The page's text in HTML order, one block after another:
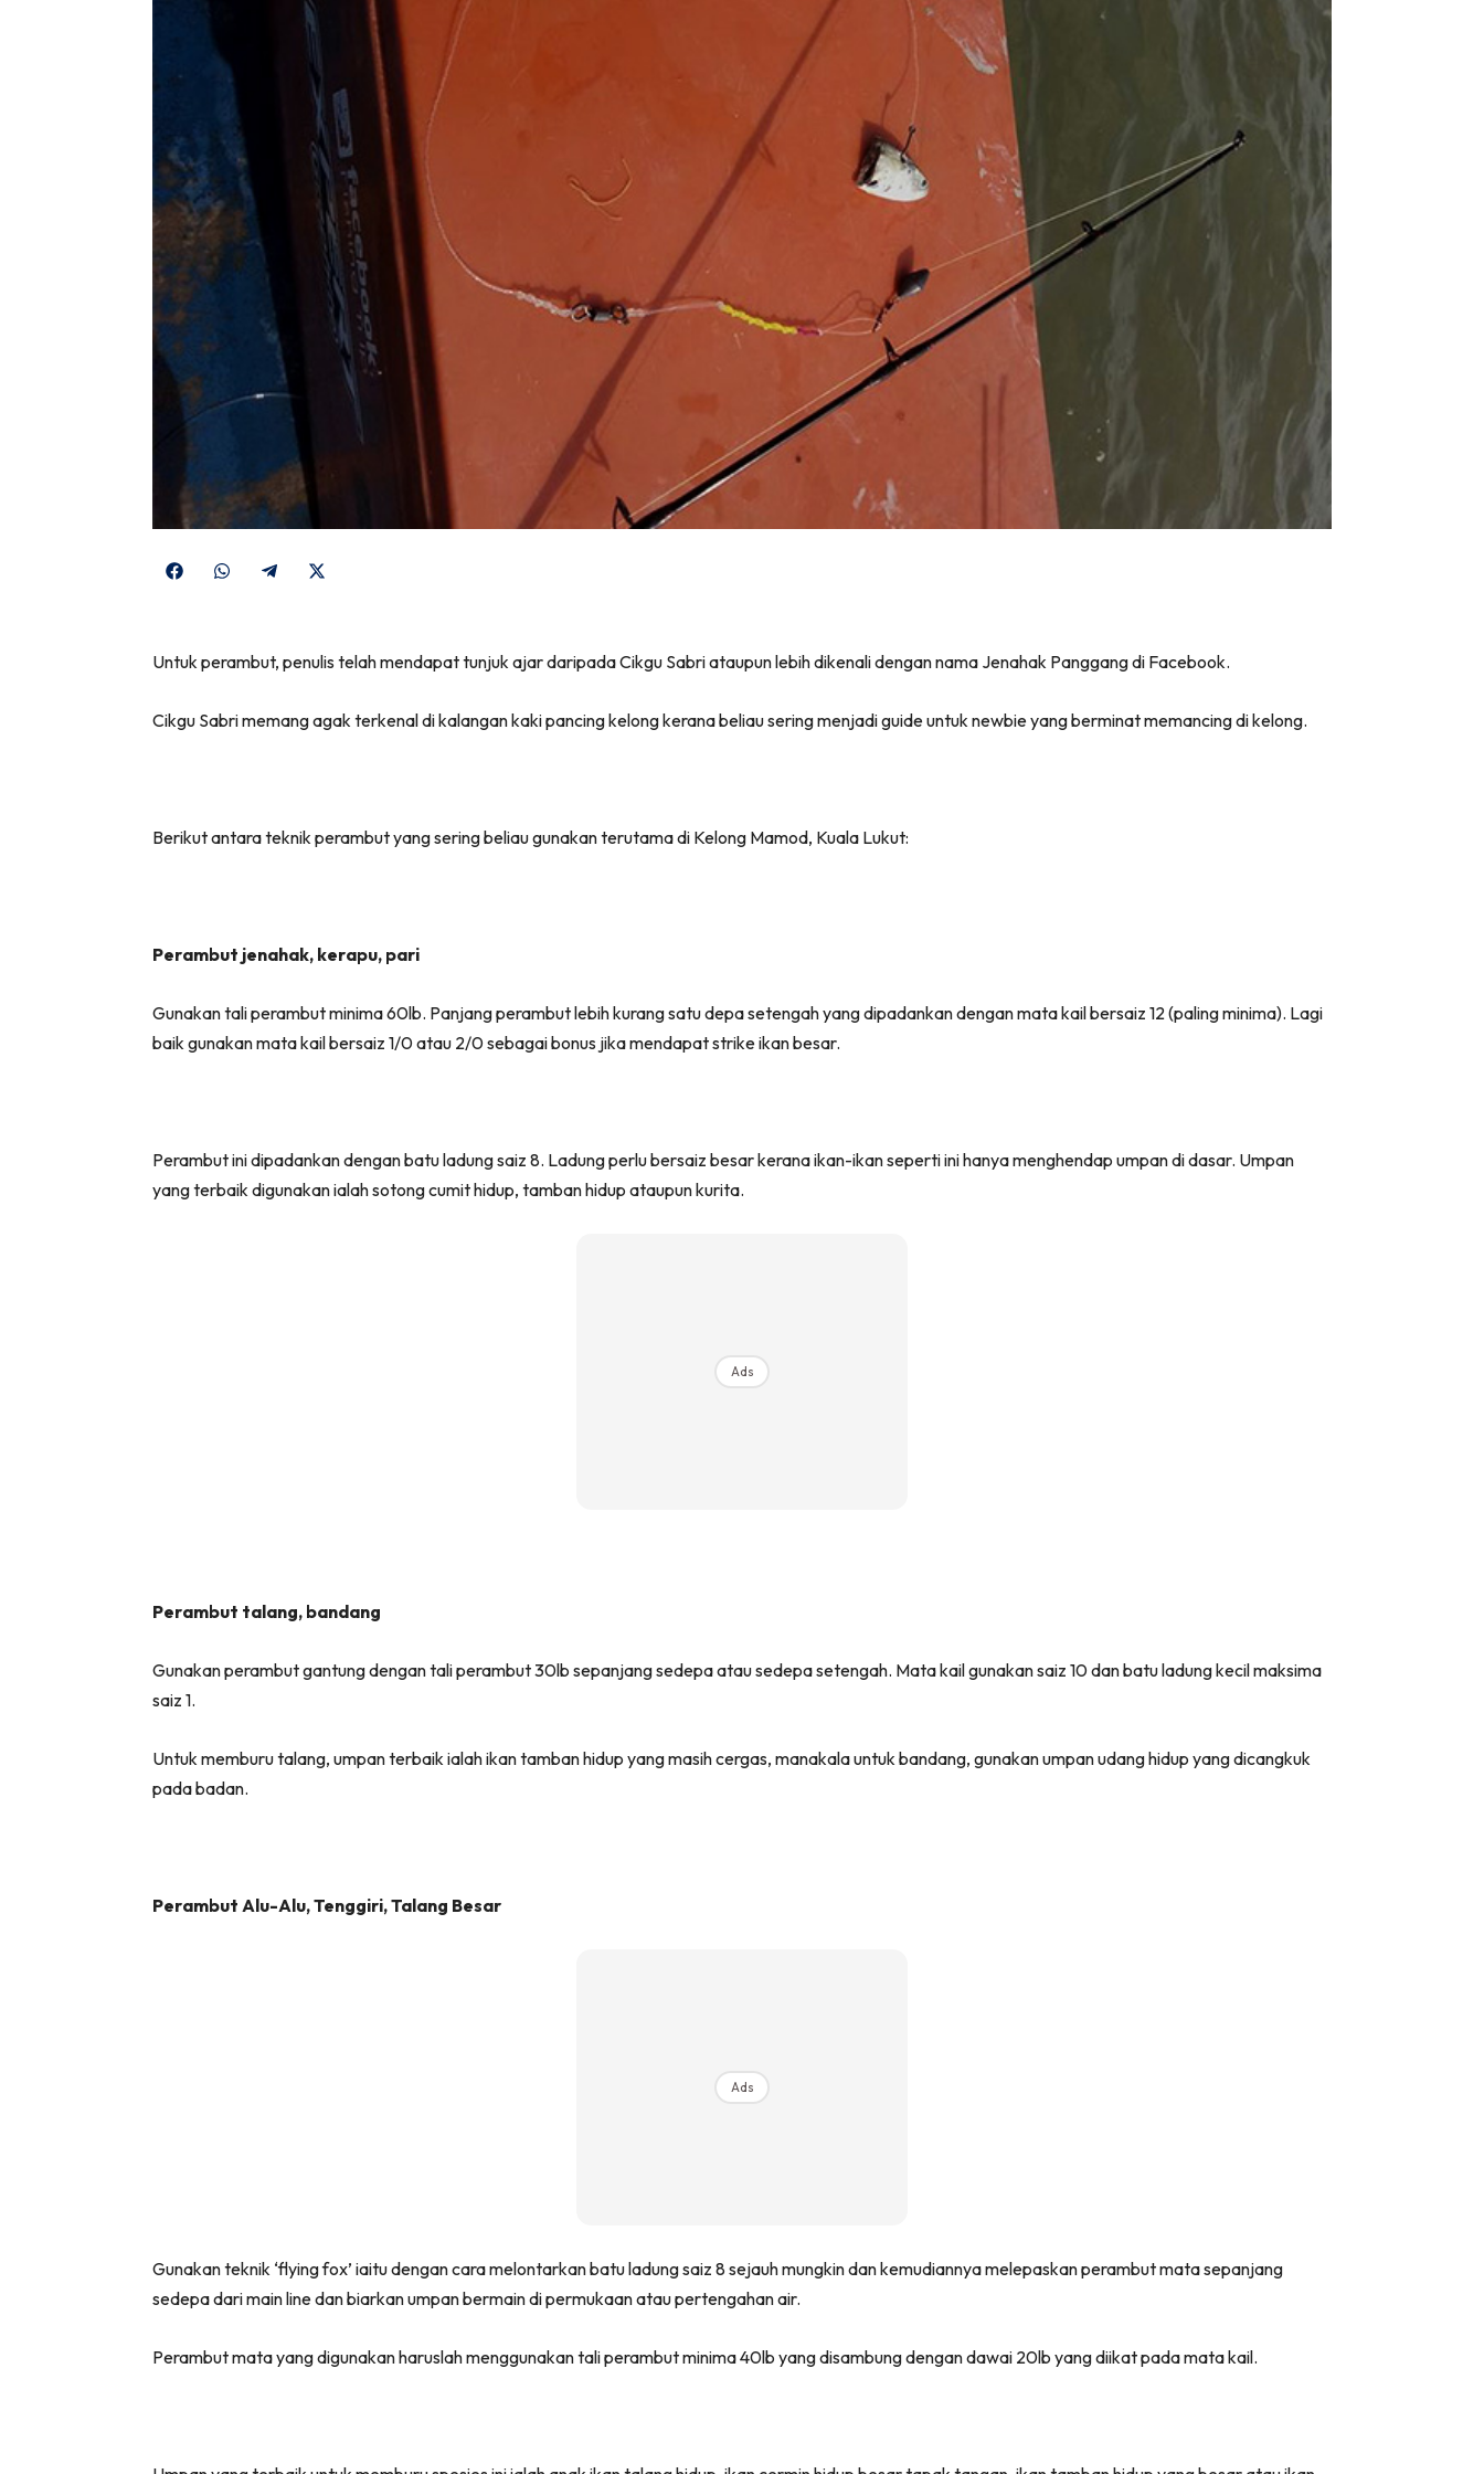
Share
Share
Share
(Twitter)
Untuk perambut, penulis telah mendapat tunjuk ajar daripada Cikgu Sabri ataupun lebih dikenali dengan nama Jenahak Panggang di Facebook.
Cikgu Sabri memang agak terkenal di kalangan kaki pancing kelong kerana beliau sering menjadi guide untuk newbie yang berminat memancing di kelong.
Berikut antara teknik perambut yang sering beliau gunakan terutama di Kelong Mamod, Kuala Lukut:
Perambut jenahak, kerapu, pari
Gunakan tali perambut minima 60lb. Panjang perambut lebih kurang satu depa setengah yang dipadankan dengan mata kail bersaiz 12 (paling minima). Lagi
baik gunakan mata kail bersaiz 1/0 atau 2/0 sebagai bonus jika mendapat strike ikan besar.
Perambut ini dipadankan dengan batu ladung saiz 8. Ladung perlu bersaiz besar kerana ikan-ikan seperti ini hanya menghendap umpan di dasar. Umpan
yang terbaik digunakan ialah sotong cumit hidup, tamban hidup ataupun kurita.
Ads
Perambut talang, bandang
Gunakan perambut gantung dengan tali perambut 30lb sepanjang sedepa atau sedepa setengah. Mata kail gunakan saiz 10 dan batu ladung kecil maksima
saiz 1.
Untuk memburu talang, umpan terbaik ialah ikan tamban hidup yang masih cergas, manakala untuk bandang, gunakan umpan udang hidup yang dicangkuk
pada badan.
Perambut Alu-Alu, Tenggiri, Talang Besar
Ads
Gunakan teknik ‘flying fox’ iaitu dengan cara melontarkan batu ladung saiz 8 sejauh mungkin dan kemudiannya melepaskan perambut mata sepanjang
sedepa dari main line dan biarkan umpan bermain di permukaan atau pertengahan air.
Perambut mata yang digunakan haruslah menggunakan tali perambut minima 40lb yang disambung dengan dawai 20lb yang diikat pada mata kail.